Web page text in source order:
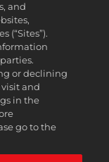
da 2K Games.
Software, 2K,
di Take-Two
and
(“Sites”).
or declining
and
in the
go to the